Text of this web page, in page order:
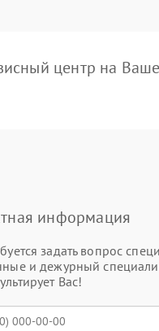
центр на
информация
задать вопрос
и дежурный
Вас!